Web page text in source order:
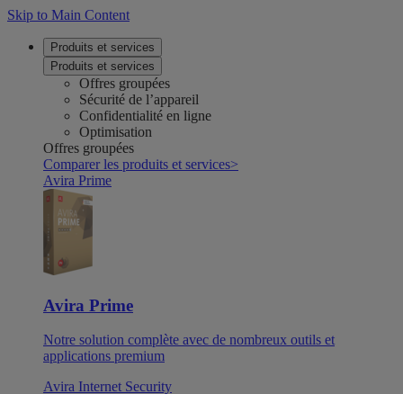
Skip to Main Content
Produits et services
Produits et services
Offres groupées
Sécurité de l’appareil
Confidentialité en ligne
Optimisation
Offres groupées
Comparer les produits et services>
Avira Prime
Avira Prime
Notre solution complète avec de nombreux outils et
applications premium
Avira Internet Security